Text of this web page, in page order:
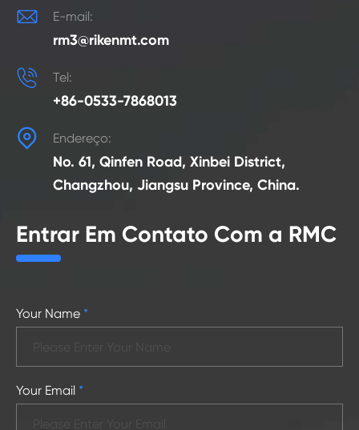
 E-mail:
rm3@rikenmt.com
 Tel:
+86-0533-7868013
 Endereço:
No. 61, Qinfen Road, Xinbei District,
Changzhou, Jiangsu Province, China.
Entrar Em Contato Com a RMC
Your Name *
Your Email *